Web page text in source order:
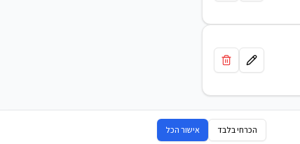
הכרחי בלבד אישור הכל